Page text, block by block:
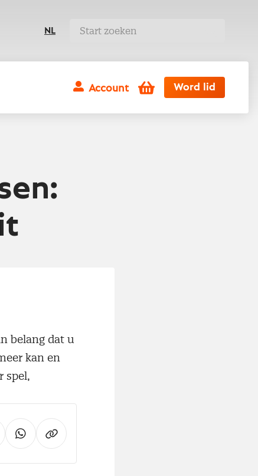
NL
Account Winkelwagen
Word lid
belang dat u
kan en
spel,